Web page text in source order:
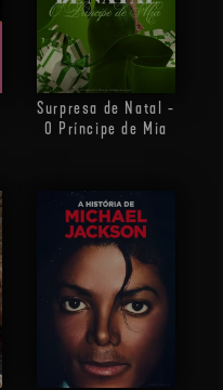
Surpresa de Natal -
O Príncipe de Mia